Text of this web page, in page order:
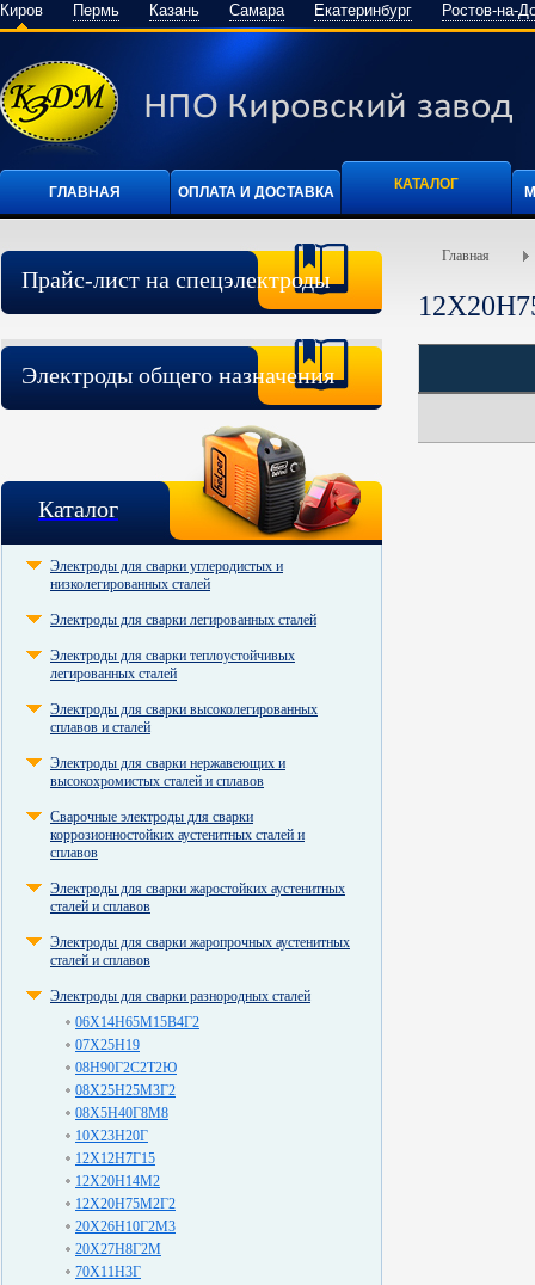
Киров Пермь Казань Самара Екатеринбург Ростов-на-
ГЛАВНАЯ ОПЛАТА И ДОСТАВКА КАТАЛОГ
Прайс-лист на спецэлектроды
Электроды общего назначения
Каталог
Электроды для сварки углеродистых и
низколегированных сталей
Электроды для сварки легированных сталей
Электроды для сварки теплоустойчивых
легированных сталей
Электроды для сварки высоколегированных
сплавов и сталей
Электроды для сварки нержавеющих и
высокохромистых сталей и сплавов
Сварочные электроды для сварки
коррозионностойких аустенитных сталей и
сплавов
Электроды для сварки жаростойких аустенитных
сталей и сплавов
Электроды для сварки жаропрочных аустенитных
сталей и сплавов
Электроды для сварки разнородных сталей
06Х14Н65М15В4Г2
07Х25Н19
08Н90Г2С2Т2Ю
08Х25Н25М3Г2
08Х5Н40Г8М8
10Х23Н20Г
12Х12Н7Г15
12Х20Н14М2
12Х20Н75М2Г2
20Х26Н10Г2М3
20Х27Н8Г2М
70Х11Н3Г
Главная